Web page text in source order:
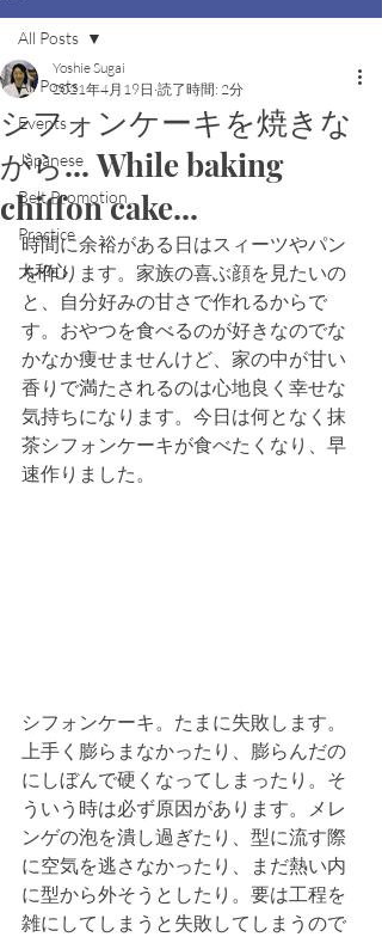
All Posts
Events
Japanese
Belt Promotion
Practice
大和心
All Posts
シフォンケーキを焼きな
がら... While baking
chiffon cake...
Yoshie Sugai
2021年4月19日 読了時間: 2分
時間に余裕がある日はスィーツやパン
を作ります。家族の喜ぶ顔を見たいの
と、自分好みの甘さで作れるからで
す。おやつを食べるのが好きなのでな
かなか痩せませんけど、家の中が甘い
香りで満たされるのは心地良く幸せな
気持ちになります。今日は何となく抹
茶シフォンケーキが食べたくなり、早
速作りました。
シフォンケーキ。たまに失敗します。
上手く膨らまなかったり、膨らんだの
にしぼんで硬くなってしまったり。そ
ういう時は必ず原因があります。メレ
ンゲの泡を潰し過ぎたり、型に流す際
に空気を逃さなかったり、まだ熱い内
に型から外そうとしたり。要は工程を
雑にしてしまうと失敗してしまうので